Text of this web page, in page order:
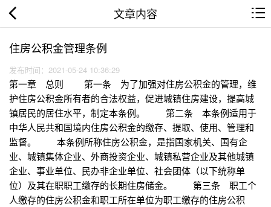
文章内容
住房公积金管理条例
发布时间：2021-05-24 10:36:29
第一章 总则 第一条 为了加强对住房公积金的管理，维
护住房公积金所有者的合法权益，促进城镇住房建设，提高城
镇居民的居住水平，制定本条例。 第二条 本条例适用于
中华人民共和国境内住房公积金的缴存、提取、使用、管理和
监督。 本条例所称住房公积金，是指国家机关、国有企
业、城镇集体企业、外商投资企业、城镇私营企业及其他城镇
企业、事业单位、民办非企业单位、社会团体（以下统称单
位）及其在职职工缴存的长期住房储金。 第三条 职工个
人缴存的住房公积金和职工所在单位为职工缴存的住房公积